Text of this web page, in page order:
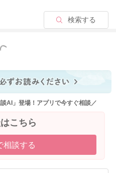
検索する
見る
AI」登場！アプリで今すぐ相談／
こちら
相談する